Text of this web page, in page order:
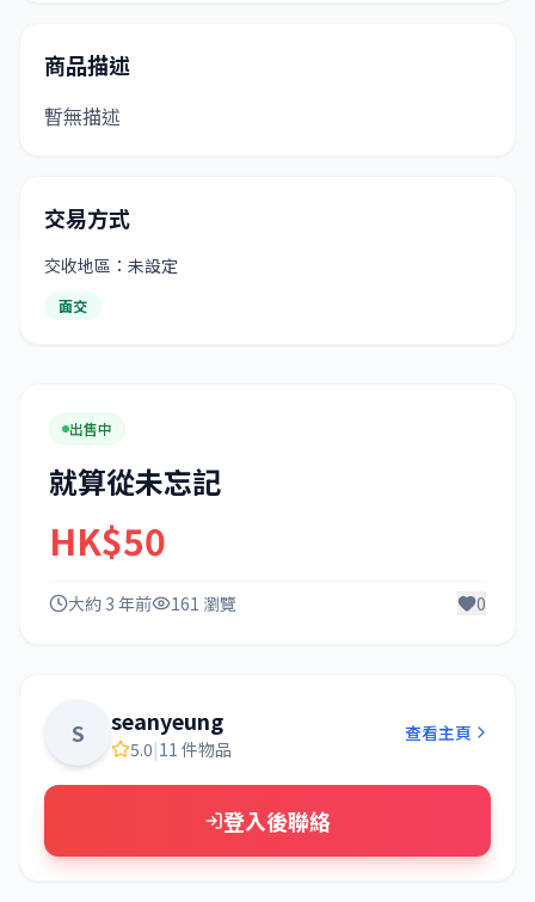
商品描述
暫無描述
交易方式
交收地區：未設定
面交
出售中
就算從未忘記
HK$50
大約 3 年前 161 瀏覽 0
S seanyeung
5.0|11 件物品
查看主頁
登入後聯絡